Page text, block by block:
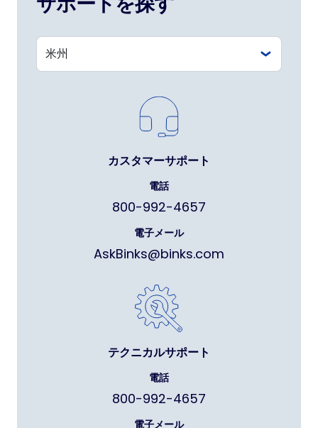
カスタマーサポート
電話
800-992-4657
電子メール
AskBinks@binks.com
テクニカルサポート
電話
800-992-4657
電子メール